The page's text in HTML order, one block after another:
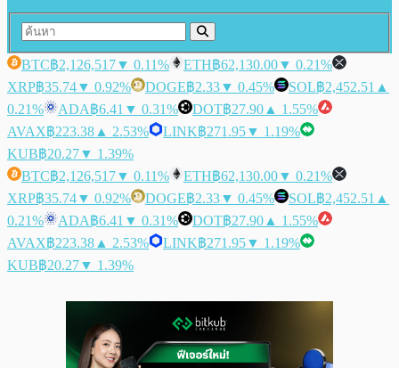
BTC฿2,126,517▼ 0.11% ETH฿62,130.00▼ 0.21%
XRP฿35.74▼ 0.92% DOGE฿2.33▼ 0.45% SOL฿2,452.51 ▲
0.21%
ADA฿6.41 ▼ 0.31% DOT฿27.90 ▲ 1.55%
AVAX฿223.38 ▲ 2.53% LINK฿271.95▼ 1.19%
KUB฿20.27▼ 1.39%
BTC฿2,126,517▼ 0.11% ETH฿62,130.00▼ 0.21%
XRP฿35.74▼ 0.92% DOGE฿2.33▼ 0.45% SOL฿2,452.51 ▲
0.21%
ADA฿6.41 ▼ 0.31% DOT฿27.90 ▲ 1.55%
AVAX฿223.38 ▲ 2.53% LINK฿271.95▼ 1.19%
KUB฿20.27▼ 1.39%